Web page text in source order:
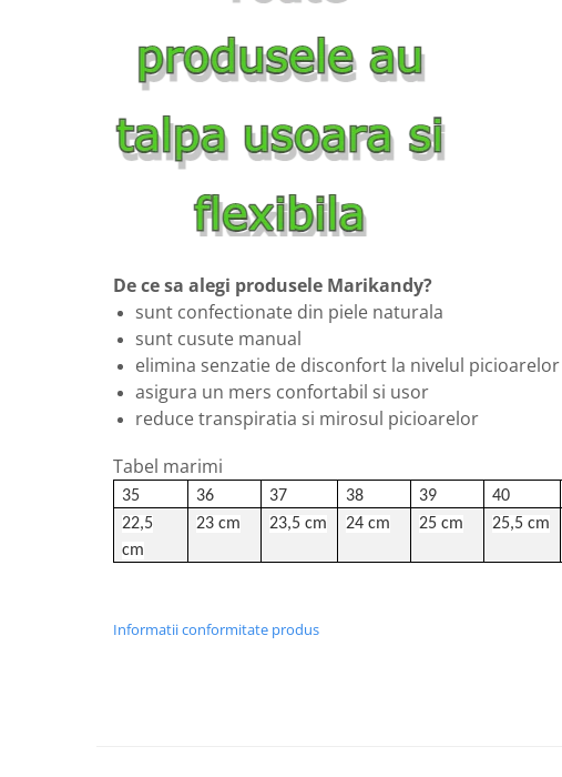
De ce sa alegi produsele Marikandy?
sunt confectionate din piele naturala
sunt cusute manual
elimina senzatie de disconfort la nivelul picioarelor
asigura un mers confortabil si usor
reduce transpiratia si mirosul picioarelor
Tabel marimi
35 36 37 38 39 40
22,5
cm
23 cm 23,5 cm 24 cm 25 cm 25,5 cm
Informatii conformitate produs